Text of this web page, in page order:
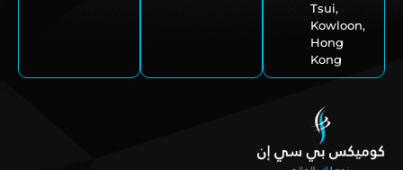
Tsui,
Kowloon,
Hong
Kong